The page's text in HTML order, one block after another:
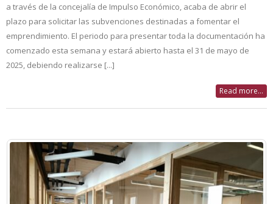
a través de la concejalía de Impulso Económico, acaba de abrir el
plazo para solicitar las subvenciones destinadas a fomentar el
emprendimiento. El periodo para presentar toda la documentación ha
comenzado esta semana y estará abierto hasta el 31 de mayo de
2025, debiendo realizarse [...]
Read more...